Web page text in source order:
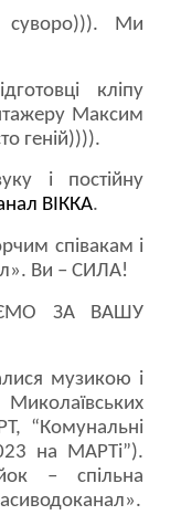
суворо))). Ми
кліпу
Максим
геній)))).
і постійну
ВІККА.
співакам і
Ви – СИЛА!
ЗА ВАШУ
музикою і
“Комунальні
на МАРТі”).
– спільна